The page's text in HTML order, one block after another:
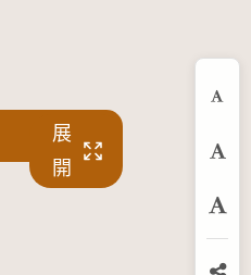
展
開
放